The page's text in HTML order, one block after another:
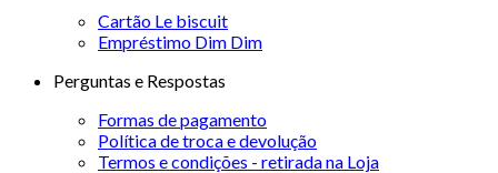
Cartão Le biscuit
Empréstimo Dim Dim
Perguntas e Respostas
Formas de pagamento
Política de troca e devolução
Termos e condições - retirada na Loja